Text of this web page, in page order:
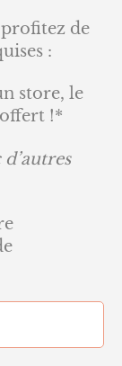
de
:
store, le
!*